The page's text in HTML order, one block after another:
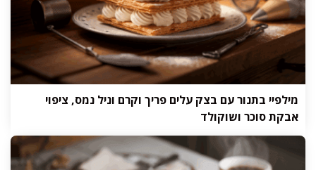
מילפיי בתנור עם בצק עלים פריך וקרם וניל נמס, ציפוי
אבקת סוכר ושוקולד